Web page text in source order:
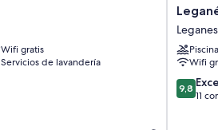
Wifi gratis
Servicios de lavandería
Leganés
Urban
by
Leganes
Leganes
Piscina
Wifi
9.8
sobre
9,8
11